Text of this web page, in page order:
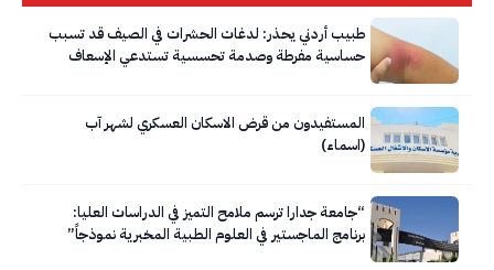
طبيب أردني يحذر: لدغات الحشرات في الصيف قد تسبب
حساسية مفرطة وصدمة تحسسية تستدعي الإسعاف
المستفيدون من قرض الاسكان العسكري لشهر آب
(اسماء)
“جامعة جدارا ترسم ملامح التميز في الدراسات العليا:
برنامج الماجستير في العلوم الطبية المخبرية نموذجاً”